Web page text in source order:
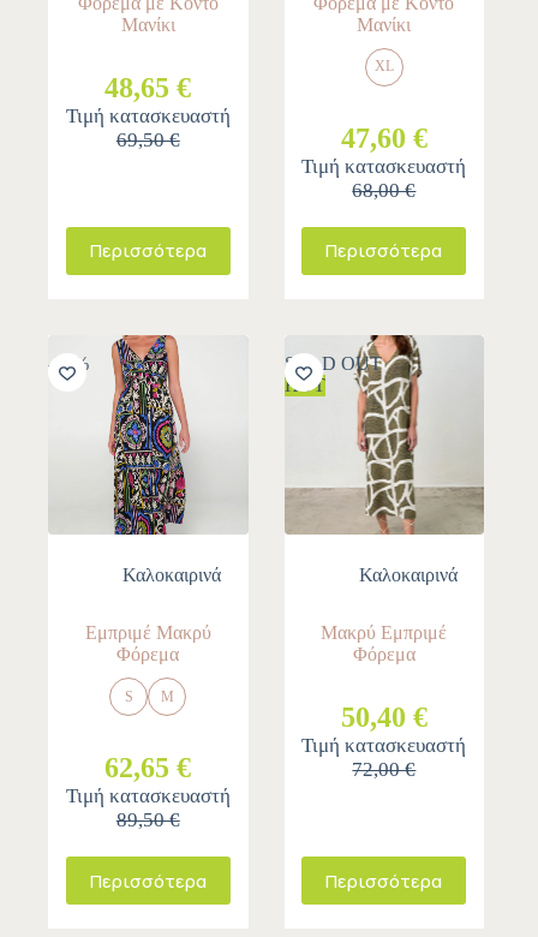
Μανίκι
48,65 €
Τιμή κατασκευαστή
69,50 €
Περισσότερα
Μανίκι
XL
47,60 €
Τιμή κατασκευαστή
68,00 €
Περισσότερα
-30%
Καλοκαιρινά
Εμπριμέ Μακρύ
Φόρεμα
S M
62,65 €
Τιμή κατασκευαστή
89,50 €
Περισσότερα
SOLD OUT
HOT
Καλοκαιρινά
Μακρύ Εμπριμέ
Φόρεμα
50,40 €
Τιμή κατασκευαστή
72,00 €
Περισσότερα